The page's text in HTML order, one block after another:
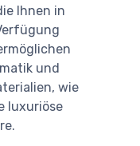
Ihnen in
und
wie
luxuriöse